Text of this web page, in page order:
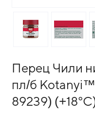
Перец Чили
пл/б
89239)